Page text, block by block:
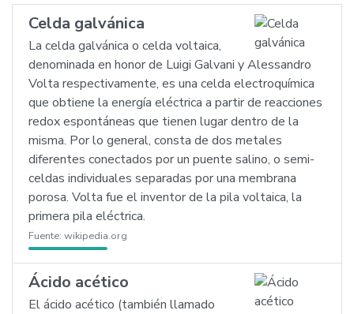
Celda galvánica
La celda galvánica o celda voltaica,
denominada en honor de Luigi Galvani y Alessandro
Volta respectivamente, es una celda electroquímica
que obtiene la energía eléctrica a partir de reacciones
redox espontáneas que tienen lugar dentro de la
misma. Por lo general, consta de dos metales
diferentes conectados por un puente salino, o semi-
celdas individuales separadas por una membrana
porosa. Volta fue el inventor de la pila voltaica, la
primera pila eléctrica.
Fuente: wikipedia.org
Ácido acético
El ácido acético (también llamado